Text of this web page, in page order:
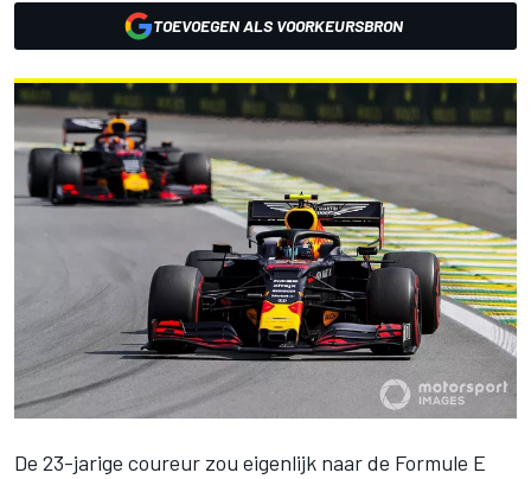
TOEVOEGEN ALS VOORKEURSBRON
De 23-jarige coureur zou eigenlijk naar de Formule E